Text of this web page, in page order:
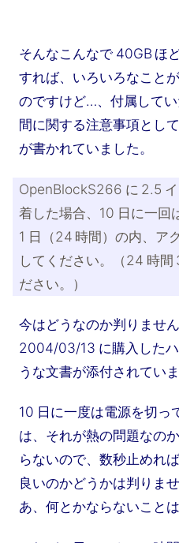
そんなこんなで 40GB ほ
すれば、いろいろなこと
のですけど…、付属して
間に関する注意事項とし
が書かれていました。
OpenBlockS266 に 2.5
着した場合、10 日に一回
1 日（24 時間）の内、ア
してください。（24 時間
ださい。）
今はどうなのか判りませ
2004/03/13 に購入した
うな文書が添付されていま
10 日に一度は電源を切っ
は、それが熱の問題なの
らないので、数秒止めれ
良いのかどうかは判りま
あ、何とかならないこと